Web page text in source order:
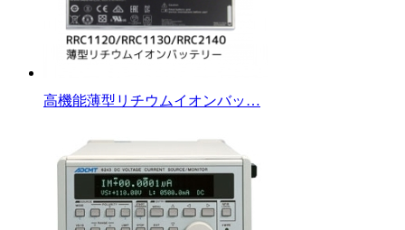
高機能薄型リチウムイオンバッ…